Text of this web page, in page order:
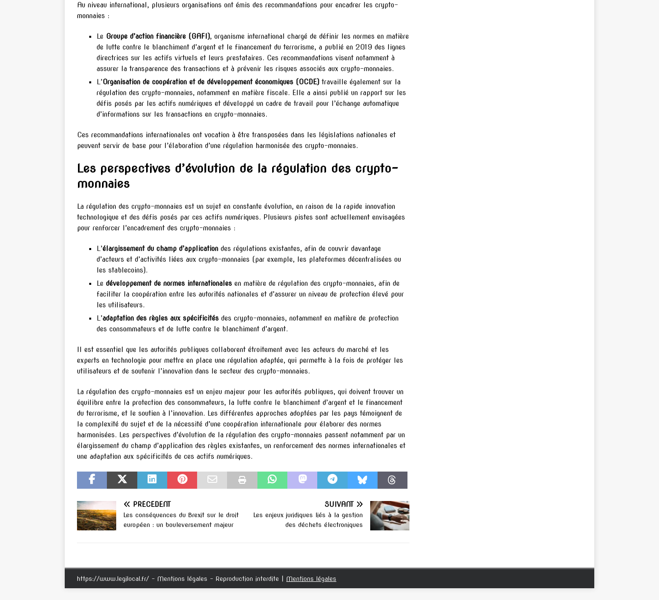
Au niveau international, plusieurs organisations ont émis des recommandations pour encadrer les crypto-
monnaies :
Le Groupe d’action financière (GAFI), organisme international chargé de définir les normes en matière
de lutte contre le blanchiment d’argent et le financement du terrorisme, a publié en 2019 des lignes
directrices sur les actifs virtuels et leurs prestataires. Ces recommandations visent notamment à
assurer la transparence des transactions et à prévenir les risques associés aux crypto-monnaies.
L’Organisation de coopération et de développement économiques (OCDE) travaille également sur la
régulation des crypto-monnaies, notamment en matière fiscale. Elle a ainsi publié un rapport sur les
défis posés par les actifs numériques et développé un cadre de travail pour l’échange automatique
d’informations sur les transactions en crypto-monnaies.
Ces recommandations internationales ont vocation à être transposées dans les législations nationales et
peuvent servir de base pour l’élaboration d’une régulation harmonisée des crypto-monnaies.
Les perspectives d’évolution de la régulation des crypto-
monnaies
La régulation des crypto-monnaies est un sujet en constante évolution, en raison de la rapide innovation
technologique et des défis posés par ces actifs numériques. Plusieurs pistes sont actuellement envisagées
pour renforcer l’encadrement des crypto-monnaies :
L’élargissement du champ d’application des régulations existantes, afin de couvrir davantage
d’acteurs et d’activités liées aux crypto-monnaies (par exemple, les plateformes décentralisées ou
les stablecoins).
Le développement de normes internationales en matière de régulation des crypto-monnaies, afin de
faciliter la coopération entre les autorités nationales et d’assurer un niveau de protection élevé pour
les utilisateurs.
L’adaptation des règles aux spécificités des crypto-monnaies, notamment en matière de protection
des consommateurs et de lutte contre le blanchiment d’argent.
Il est essentiel que les autorités publiques collaborent étroitement avec les acteurs du marché et les
experts en technologie pour mettre en place une régulation adaptée, qui permette à la fois de protéger les
utilisateurs et de soutenir l’innovation dans le secteur des crypto-monnaies.
La régulation des crypto-monnaies est un enjeu majeur pour les autorités publiques, qui doivent trouver un
équilibre entre la protection des consommateurs, la lutte contre le blanchiment d’argent et le financement
du terrorisme, et le soutien à l’innovation. Les différentes approches adoptées par les pays témoignent de
la complexité du sujet et de la nécessité d’une coopération internationale pour élaborer des normes
harmonisées. Les perspectives d’évolution de la régulation des crypto-monnaies passent notamment par un
élargissement du champ d’application des règles existantes, un renforcement des normes internationales et
une adaptation aux spécificités de ces actifs numériques.
PRÉCÉDENT
Les conséquences du Brexit sur le droit
européen : un bouleversement majeur
SUIVANT
Les enjeux juridiques liés à la gestion
des déchets électroniques
https://www.legilocal.fr/ - Mentions légales - Reproduction interdite Mentions légales